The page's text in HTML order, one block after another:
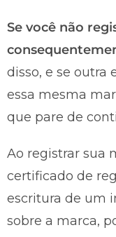
Se você não
disso, e se outra
essa mesma
que pare de
Ao registrar sua
certificado de
escritura de um
sobre a marca,